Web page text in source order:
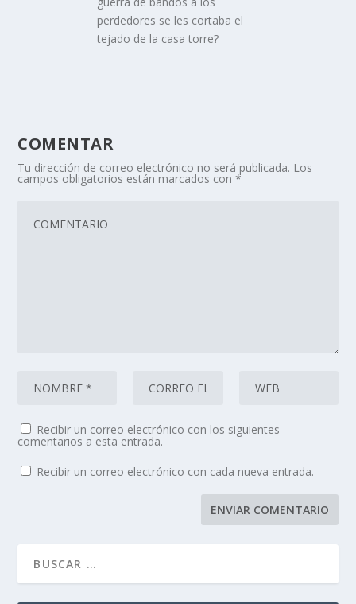
perdedores se les cortaba el
tejado de la casa torre?
COMENTAR
Tu dirección de correo electrónico no será publicada. Los
campos obligatorios están marcados con*
Recibir un correo electrónico con los siguientes
comentarios a esta entrada.
Recibir un correo electrónico con cada nueva entrada.